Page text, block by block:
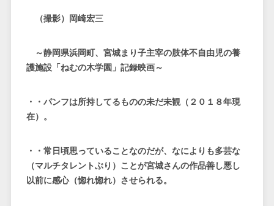
（撮影）岡崎宏三
～静岡県浜岡町、宮城まり子主宰の肢体不自由児の養
護施設「ねむの木学園」記録映画～
・・パンフは所持してるものの未だ未観（２０１８年現
在）。
・・常日頃思っていることなのだが、なによりも多芸な
（マルチタレントぶり）ことが宮城さんの作品善し悪し
以前に感心（惚れ惚れ）させられる。